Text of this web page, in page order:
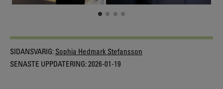
SIDANSVARIG: Sophia Hedmark Stefansson
SENASTE UPPDATERING:2026-01-19